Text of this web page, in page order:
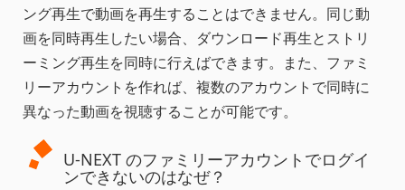
ング再生で動画を再生することはできません。同じ動
画を同時再生したい場合、ダウンロード再生とストリ
ーミング再生を同時に行えばできます。また、ファミ
リーアカウントを作れば、複数のアカウントで同時に
異なった動画を視聴することが可能です。
U-NEXT のファミリーアカウントでログイ
ンできないのはなぜ？